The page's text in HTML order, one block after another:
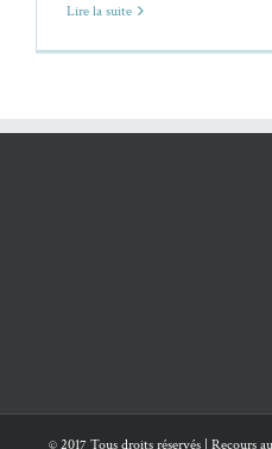
Lire la suite
© 2017 Tous droits réservés | Recours